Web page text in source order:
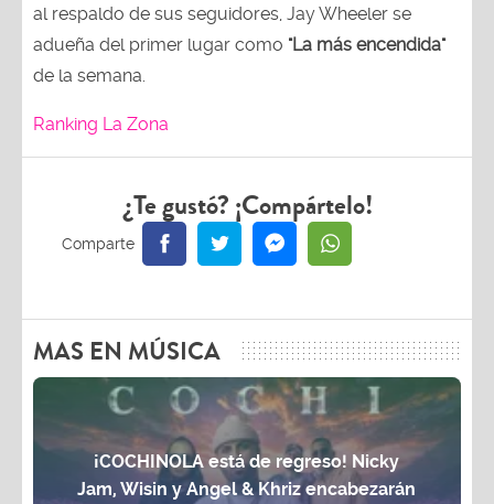
al respaldo de sus seguidores, Jay Wheeler se
adueña del primer lugar como "La más encendida"
de la semana.
Ranking La Zona
¿Te gustó? ¡Compártelo!
MAS EN MÚSICA
¡COCHINOLA está de regreso! Nicky
Jam, Wisin y Angel & Khriz encabezarán